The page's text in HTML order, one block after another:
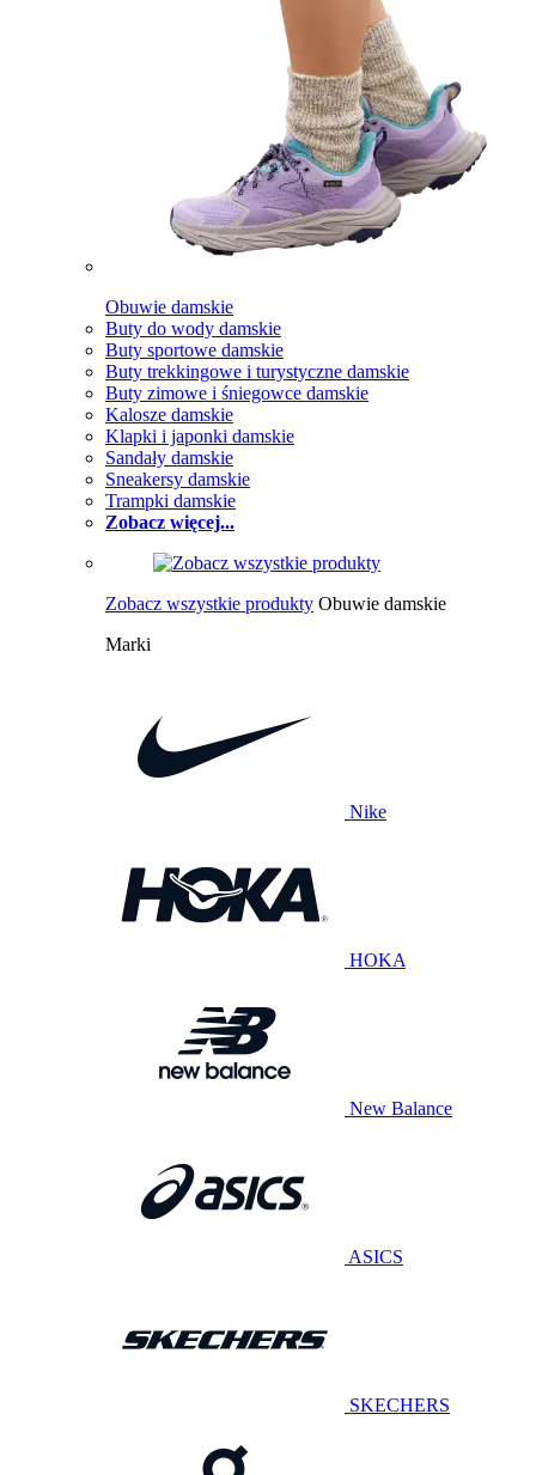
Obuwie damskie
Buty do wody damskie
Buty sportowe damskie
Buty trekkingowe i turystyczne damskie
Buty zimowe i śniegowce damskie
Kalosze damskie
Klapki i japonki damskie
Sandały damskie
Sneakersy damskie
Trampki damskie
Zobacz więcej...
Zobacz wszystkie produkty Obuwie damskie
Marki
Nike
HOKA
New Balance
ASICS
SKECHERS